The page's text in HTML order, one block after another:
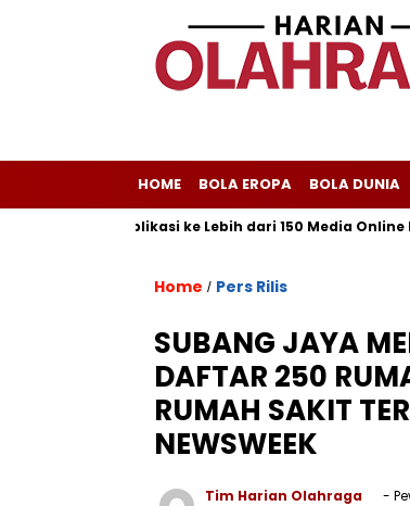
HOME BOLA EROPA BOLA DUNIA
Publikasi ke Lebih dari 150 Media Online
Home / Pers Rilis
SUBANG JAYA
DAFTAR 250
RUMAH SAKIT
NEWSWEEK
Tim Harian Olahraga
-